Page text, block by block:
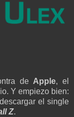
de Apple, el
Y empiezo bien:
el single
Z.